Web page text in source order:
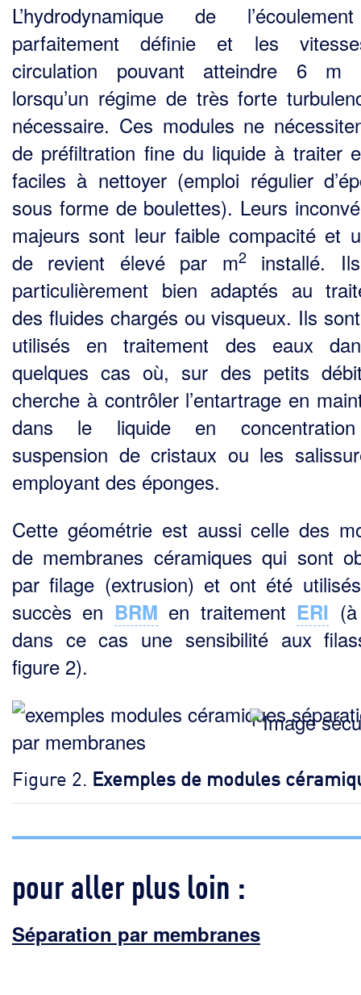
L’hydrodynamique de
parfaitement définie et les
circulation pouvant attein­dre 6
lorsqu’un régime de très forte
nécessaire. Ces modules ne
de pré­filtration fine du liquide à traiter
faciles à nettoyer (emploi régulier
sous forme de boulettes). Leurs
majeurs sont leur faible compacité et
de revient élevé par m2installé.
particulièrement bien adaptés au
des fluides chargés ou visqueux. Ils
utilisés en traitement des eaux
quelques cas où, sur des petits
cherche à contrôler l’entartrage en
dans le liquide en
suspension de cristaux ou les
employant des éponges.
Cette géométrie est aussi celle des
de membranes céramiques qui sont
par filage (extru­sion) et ont été
succès en BRM en traitement ERI
dans ce cas une sensibilité aux
figure 2).
Figure 2. Exemples de modules
pour aller plus loin :
Séparation par membranes